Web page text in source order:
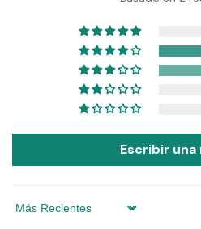
Escribir una
Sort by